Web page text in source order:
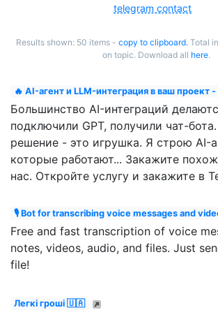
telegram contact
Results shown: 50 items - copy to clipboard.Total
on topic. Download all here.
🔥 AI-агент и LLM-интеграция в ваш проект
Большинство AI-интеграций
подключили GPT, получили чат-
решение - это игрушка. Я строю AI-
которые работают... Закажите
нас. Откройте услугу и закажите в
🎙 Bot for transcribing voice messages and
Free and fast transcription of voice
notes, videos, audio, and files. Just
file!
Легкі гроші 🇺🇦